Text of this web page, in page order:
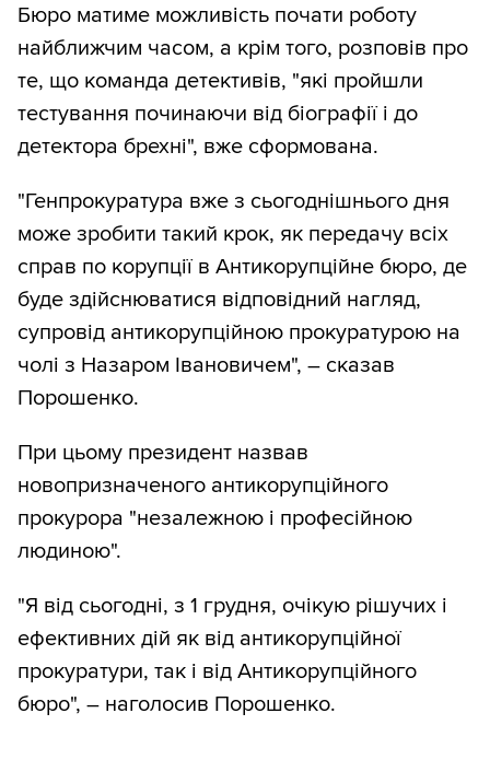
Бюро матиме можливість почати роботу
найближчим часом, а крім того, розповів про
те, що команда детективів, "які пройшли
тестування починаючи від біографії і до
детектора брехні", вже сформована.
"Генпрокуратура вже з сьогоднішнього дня
може зробити такий крок, як передачу всіх
справ по корупції в Антикорупційне бюро, де
буде здійснюватися відповідний нагляд,
супровід антикорупційною прокуратурою на
чолі з Назаром Івановичем", – сказав
Порошенко.
При цьому президент назвав
новопризначеного антикорупційного
прокурора "незалежною і професійною
людиною".
"Я від сьогодні, з 1 грудня, очікую рішучих і
ефективних дій як від антикорупційної
прокуратури, так і від Антикорупційного
бюро", – наголосив Порошенко.